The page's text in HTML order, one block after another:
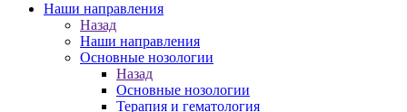
Наши направления
Назад
Наши направления
Основные нозологии
Назад
Основные нозологии
Терапия и гематология